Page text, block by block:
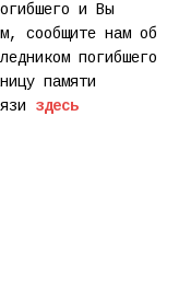
и Вы
сообщите нам об
погибшего
памяти
здесь